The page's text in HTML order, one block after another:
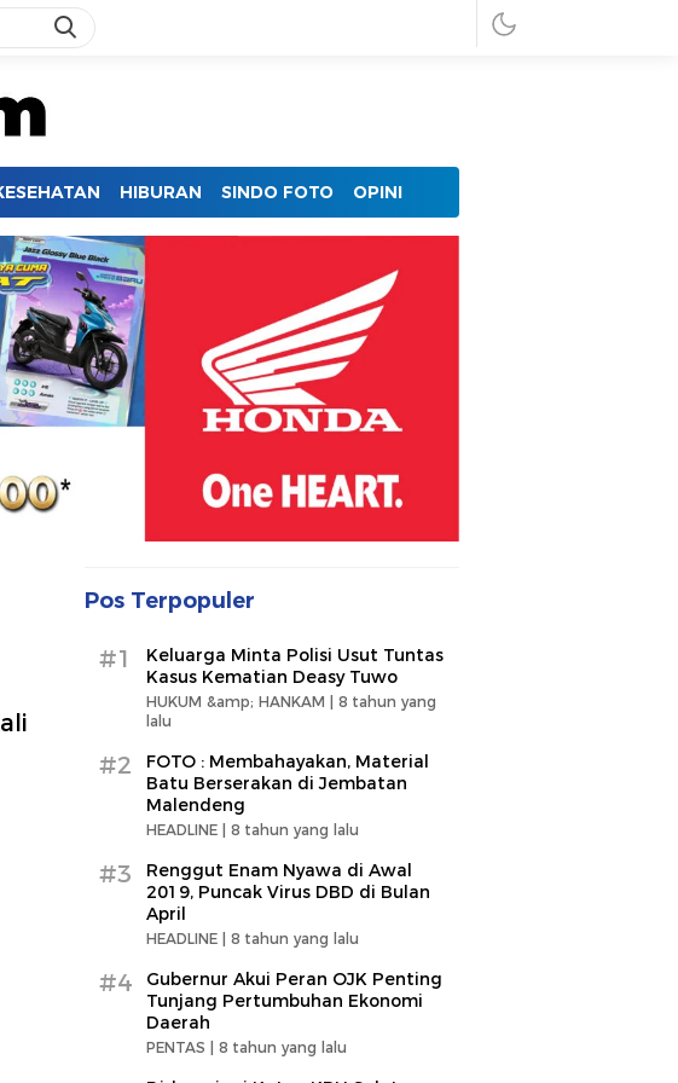
HIBURAN SINDO FOTO OPINI
Pos Terpopuler
#1
Keluarga Minta Polisi Usut Tuntas
Kasus Kematian Deasy Tuwo
HUKUM &amp; HANKAM | 8 tahun yang
lalu
#2
FOTO : Membahayakan, Material
Batu Berserakan di Jembatan
Malendeng
HEADLINE | 8 tahun yang lalu
#3
Renggut Enam Nyawa di Awal
2019, Puncak Virus DBD di Bulan
April
HEADLINE | 8 tahun yang lalu
#4
Gubernur Akui Peran OJK Penting
Tunjang Pertumbuhan Ekonomi
Daerah
PENTAS | 8 tahun yang lalu